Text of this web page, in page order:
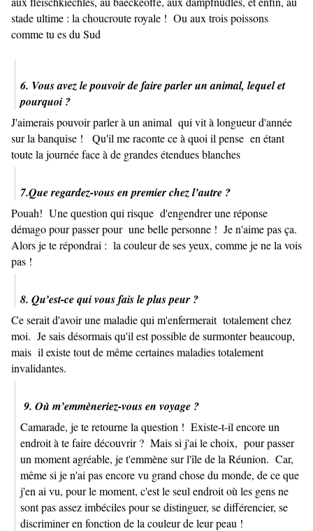
stade ultime : la choucroute royale ! Ou aux trois poissons
comme tu es du Sud
6. Vous avez le pouvoir de faire parler un animal, lequel et
pourquoi ?
J'aimerais pouvoir parler à un animal qui vit à longueur d'année
sur la banquise ! Qu'il me raconte ce à quoi il pense en étant
toute la journée face à de grandes étendues blanches
7.Que regardez-vous en premier chez l’autre ?
Pouah! Une question qui risque d'engendrer une réponse
démago pour passer pour une belle personne ! Je n'aime pas ça.
Alors je te répondrai : la couleur de ses yeux, comme je ne la vois
pas !
8. Qu’est-ce qui vous fais le plus peur ?
Ce serait d'avoir une maladie qui m'enfermerait totalement chez
moi. Je sais désormais qu'il est possible de surmonter beaucoup,
mais il existe tout de même certaines maladies totalement
invalidantes.
9. Où m’emmèneriez-vous en voyage ?
Camarade, je te retourne la question ! Existe-t-il encore un
endroit à te faire découvrir ? Mais si j'ai le choix, pour passer
un moment agréable, je t'emmène sur l'île de la Réunion. Car,
même si je n'ai pas encore vu grand chose du monde, de ce que
j'en ai vu, pour le moment, c'est le seul endroit où les gens ne
sont pas assez imbéciles pour se distinguer, se différencier, se
discriminer en fonction de la couleur de leur peau !